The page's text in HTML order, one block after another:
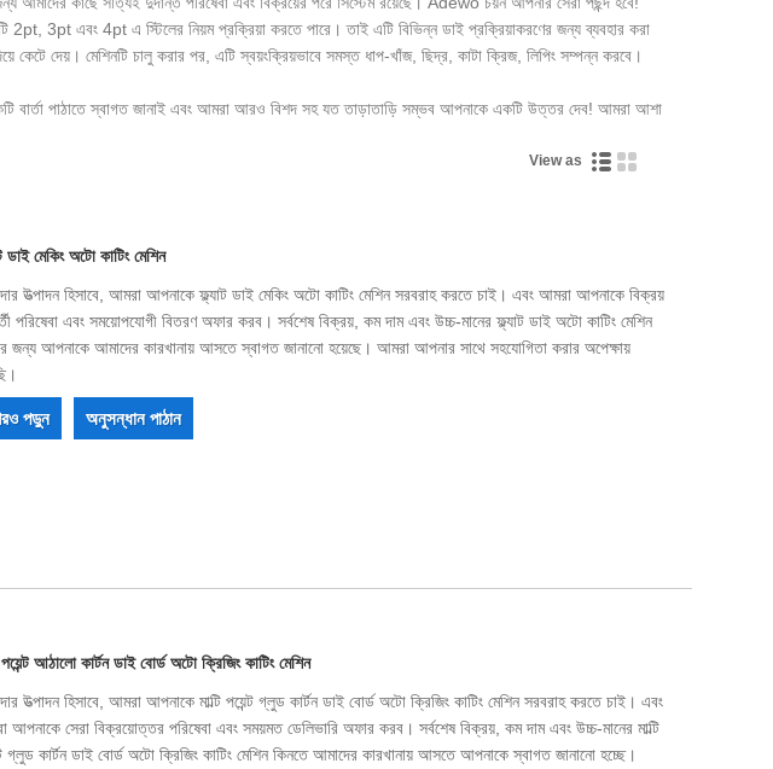
2pt, 3pt এবং 4pt এ স্টিলের নিয়ম প্রক্রিয়া করতে পারে। তাই এটি বিভিন্ন ডাই প্রক্রিয়াকরণের জন্য ব্যবহার করা
কেটে দেয়। মেশিনটি চালু করার পর, এটি স্বয়ংক্রিয়ভাবে সমস্ত ধাপ-খাঁজ, ছিদ্র, কাটা ক্রিজ, লিপিং সম্পন্ন করবে।
পাঠাতে স্বাগত জানাই এবং আমরা আরও বিশদ সহ যত তাড়াতাড়ি সম্ভব আপনাকে একটি উত্তর দেব! আমরা আশা
View as
ডাই মেকিং অটো কাটিং মেশিন
উত্পাদন হিসাবে, আমরা আপনাকে ফ্ল্যাট ডাই মেকিং অটো কাটিং মেশিন সরবরাহ করতে চাই। এবং আমরা আপনাকে বিক্রয়
পরিষেবা এবং সময়োপযোগী বিতরণ অফার করব। সর্বশেষ বিক্রয়, কম দাম এবং উচ্চ-মানের ফ্ল্যাট ডাই অটো কাটিং মেশিন
জন্য আপনাকে আমাদের কারখানায় আসতে স্বাগত জানানো হয়েছে। আমরা আপনার সাথে সহযোগিতা করার অপেক্ষায়
পড়ুন অনুসন্ধান পাঠান
পয়েন্ট আঠালো কার্টন ডাই বোর্ড অটো ক্রিজিং কাটিং মেশিন
উত্পাদন হিসাবে, আমরা আপনাকে মাল্টি পয়েন্ট গ্লুড কার্টন ডাই বোর্ড অটো ক্রিজিং কাটিং মেশিন সরবরাহ করতে চাই। এবং
আপনাকে সেরা বিক্রয়োত্তর পরিষেবা এবং সময়মত ডেলিভারি অফার করব। সর্বশেষ বিক্রয়, কম দাম এবং উচ্চ-মানের মাল্টি
গ্লুড কার্টন ডাই বোর্ড অটো ক্রিজিং কাটিং মেশিন কিনতে আমাদের কারখানায় আসতে আপনাকে স্বাগত জানানো হচ্ছে।